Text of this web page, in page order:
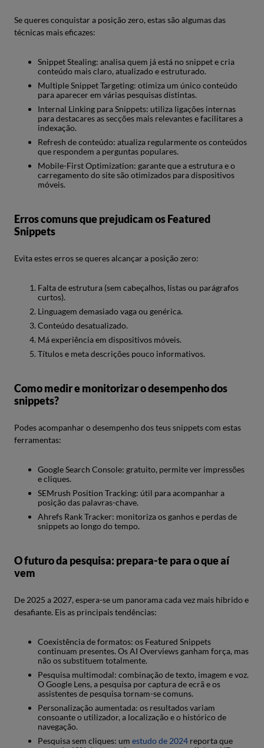
Se queres conquistar a posição zero, estas são algumas das
técnicas mais eficazes:
Snippet Stealing: analisa quem já está no snippet e cria
conteúdo mais claro, atualizado e estruturado.
Multiple Snippet Targeting: otimiza um único conteúdo
para aparecer em várias pesquisas distintas.
Internal Linking para Snippets: utiliza ligações internas
para destacares as secções mais relevantes e facilitares a
indexação.
Refresh de conteúdo: atualiza regularmente os conteúdos
que respondem a perguntas populares.
Mobile-First Optimization: garante que a estrutura e o
carregamento do site são otimizados para dispositivos
móveis.
Erros comuns que prejudicam os Featured
Snippets
Evita estes erros se queres alcançar a posição zero:
Falta de estrutura (sem cabeçalhos, listas ou parágrafos
curtos).
Linguagem demasiado vaga ou genérica.
Conteúdo desatualizado.
Má experiência em dispositivos móveis.
Títulos e meta descrições pouco informativos.
Como medir e monitorizar o desempenho dos
snippets?
Podes acompanhar o desempenho dos teus snippets com estas
ferramentas:
Google Search Console: gratuito, permite ver impressões
e cliques.
SEMrush Position Tracking: útil para acompanhar a
posição das palavras-chave.
Ahrefs Rank Tracker: monitoriza os ganhos e perdas de
snippets ao longo do tempo.
O futuro da pesquisa: prepara-te para o que aí
vem
De 2025 a 2027, espera-se um panorama cada vez mais híbrido e
desafiante. Eis as principais tendências:
Coexistência de formatos: os Featured Snippets
continuam presentes. Os AI Overviews ganham força, mas
não os substituem totalmente.
Pesquisa multimodal: combinação de texto, imagem e voz.
O Google Lens, a pesquisa por captura de ecrã e os
assistentes de pesquisa tornam-se comuns.
Personalização aumentada: os resultados variam
consoante o utilizador, a localização e o histórico de
navegação.
Pesquisa sem cliques: um estudo de 2024 reporta que